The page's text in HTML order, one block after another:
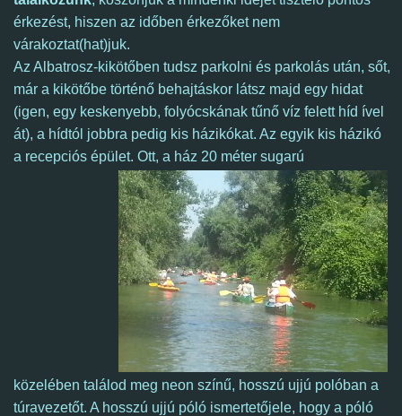
érkezést, hiszen az időben érkezőket nem
várakoztat(hat)juk.
Az Albatrosz-kikötőben tudsz parkolni és parkolás után, sőt,
már a kikötőbe történő behajtáskor látsz majd egy hidat
(igen, egy keskenyebb, folyócskának tűnő víz felett híd ível
át), a hídtól jobbra pedig kis házikókat. Az egyik kis házikó
a recepciós épület. Ott, a ház 20 méter sugarú
közelében találod meg neon színű, hosszú ujjú polóban a
túravezetőt. A hosszú ujjú póló ismertetőjele, hogy a póló